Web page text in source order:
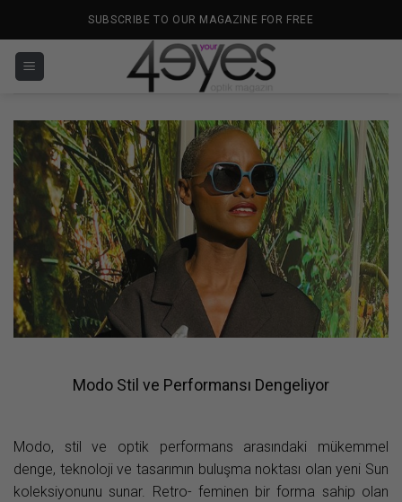
SUBSCRIBE TO OUR MAGAZINE FOR FREE
Modo Stil ve Performansı Dengeliyor
Modo, stil ve optik performans arasındaki mükemmel
denge, teknoloji ve tasarımın buluşma noktası olan yeni Sun
koleksiyonunu sunar. Retro- feminen bir forma sahip olan